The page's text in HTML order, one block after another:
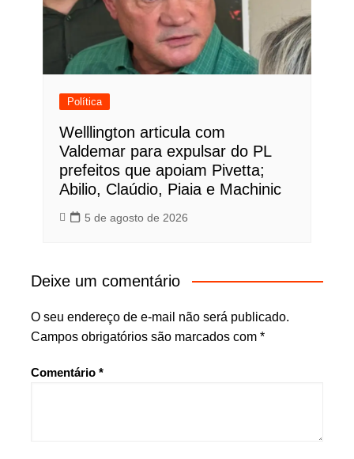
Política
Welllington articula com
Valdemar para expulsar do PL
prefeitos que apoiam Pivetta;
Abilio, Claúdio, Piaia e Machinic
5 de agosto de 2026
Deixe um comentário
O seu endereço de e-mail não será publicado.
Campos obrigatórios são marcados com *
Comentário *